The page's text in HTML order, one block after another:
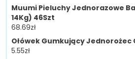
Muumi Pieluchy Jednorazowe
14Kg) 46Szt
68.69zł
Ołówek Gumkujący
5.55zł